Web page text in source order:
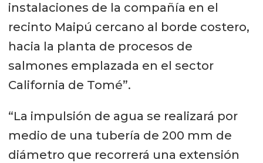
instalaciones de la compañía en el
recinto Maipú cercano al borde costero,
hacia la planta de procesos de
salmones emplazada en el sector
California de Tomé”.
“La impulsión de agua se realizará por
medio de una tubería de 200 mm de
diámetro que recorrerá una extensión